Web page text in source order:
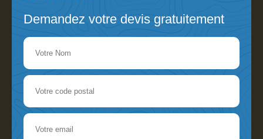
Demandez votre devis gratuitement